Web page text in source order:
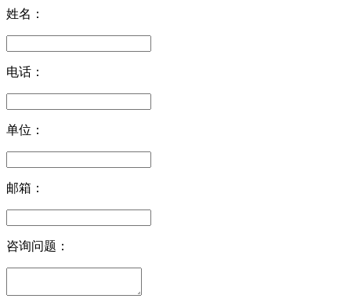
姓名：
电话：
单位：
邮箱：
咨询问题：